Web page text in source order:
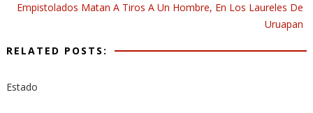
Empistolados Matan A Tiros A Un Hombre, En Los Laureles De
Uruapan
RELATED POSTS:
Estado